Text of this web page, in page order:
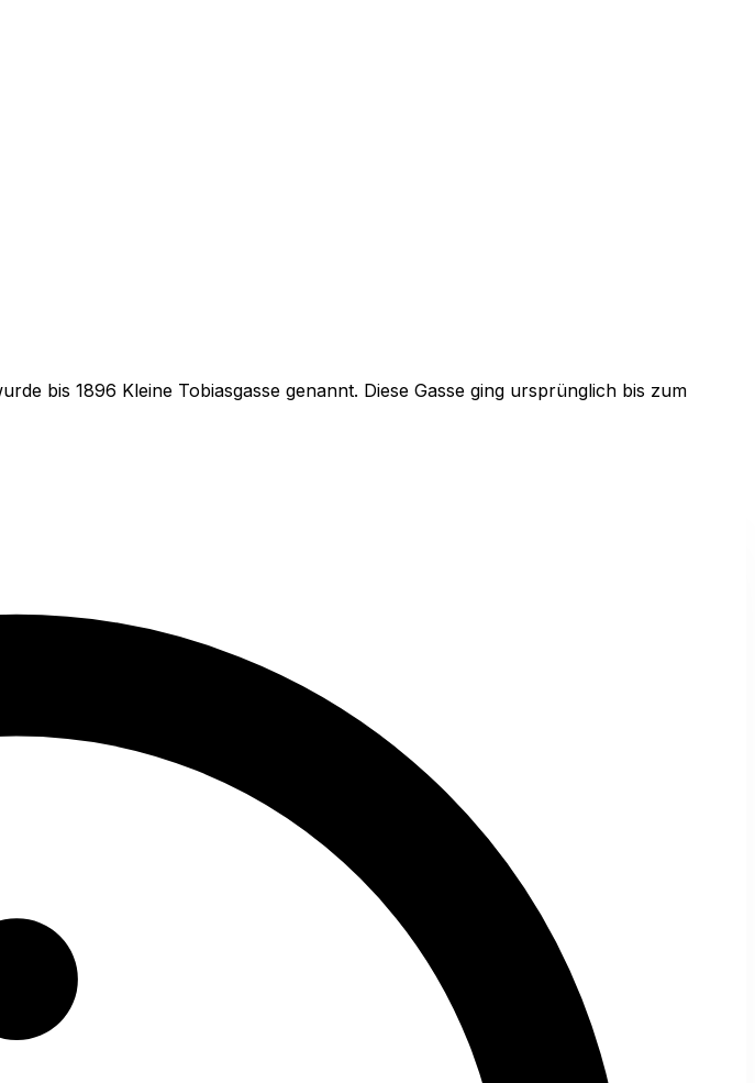
bis 1896 Kleine Tobiasgasse genannt. Diese Gasse ging ursprünglich bis zum